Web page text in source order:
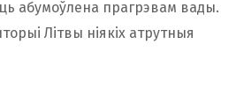
абумоўлена прагрэвам вады.
Літвы ніякіх атрутныя